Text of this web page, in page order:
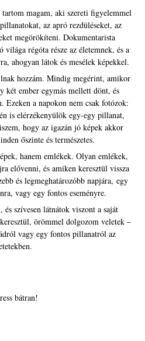
magam, aki szereti figyelemmel
az apró rezdüléseket, az
megörökíteni. Dokumentarista
régóta része az életemnek, és a
ahogyan látok és mesélek képekkel.
hozzám. Mindig megérint, amikor
két ember egymás mellett dönt, és
Ezeken a napokon nem csak fotózok:
is elérzékenyülök egy-egy pillanat,
hogy az igazán jó képek akkor
őszinte és természetes.
hanem emlékek. Olyan emlékek,
elővenni, és amiken keresztül vissza
és legmeghatározóbb napjára, egy
vagy egy fontos eseményre.
szívesen látnátok viszont a saját
örömmel dolgozom veletek –
vagy egy fontos pillanatról az
bátran!